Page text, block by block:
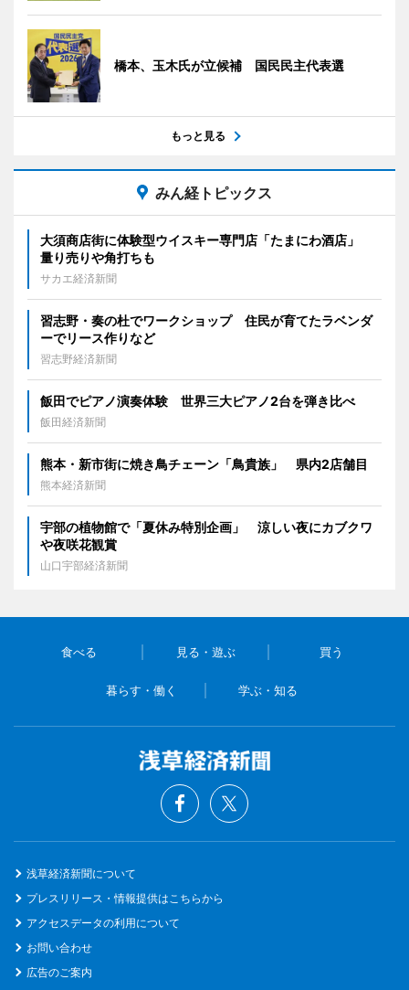
橋本、玉木氏が立候補 国民民主代表選
もっと見る
みん経トピックス
大須商店街に体験型ウイスキー専門店「たまにわ酒店」
量り売りや角打ちも
サカエ経済新聞
習志野・奏の杜でワークショップ 住民が育てたラベンダ
ーでリース作りなど
習志野経済新聞
飯田でピアノ演奏体験 世界三大ピアノ2台を弾き比べ
飯田経済新聞
熊本・新市街に焼き鳥チェーン「鳥貴族」 県内2店舗目
熊本経済新聞
宇部の植物館で「夏休み特別企画」 涼しい夜にカブクワ
や夜咲花観賞
山口宇部経済新聞
食べる 見る・遊ぶ 買う
暮らす・働く 学ぶ・知る
浅草経済新聞について
プレスリリース・情報提供はこちらから
アクセスデータの利用について
お問い合わせ
広告のご案内